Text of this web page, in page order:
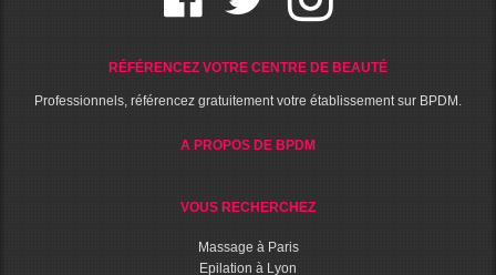
RÉFÉRENCEZ VOTRE CENTRE DE BEAUTÉ
Professionnels, référencez gratuitement votre établissement sur BPDM.
A PROPOS DE BPDM
VOUS RECHERCHEZ
Massage à Paris
Epilation à Lyon